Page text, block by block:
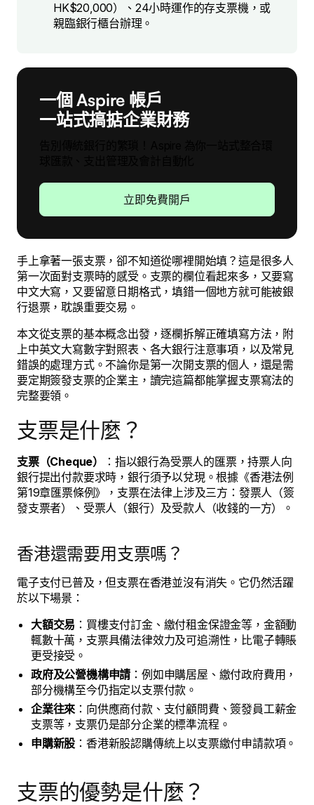
HK$20,000）、24小時運作的存支票機，或
親臨銀行櫃台辦理。
一個 Aspire 帳戶
一站式搞掂企業財務
立即免費開戶
手上拿著一張支票，卻不知道從哪裡開始填？這是很多人
第一次面對支票時的感受。支票的欄位看起來多，又要寫
中文大寫，又要留意日期格式，填錯一個地方就可能被銀
行退票，耽誤重要交易。
本文從支票的基本概念出發，逐欄拆解正確填寫方法，附
上中英文大寫數字對照表、各大銀行注意事項，以及常見
錯誤的處理方式。不論你是第一次開支票的個人，還是需
要定期簽發支票的企業主，讀完這篇都能掌握支票寫法的
完整要領。
支票是什麼？
支票（Cheque）
：指以銀行為受票人的匯票，持票人向
銀行提出付款要求時，銀行須予以兌現。根據《香港法例
第19章匯票條例》，支票在法律上涉及三方：發票人（簽
發支票者）、受票人（銀行）及受款人（收錢的一方）。
香港還需要用支票嗎？
電子支付已普及，但支票在香港並沒有消失。它仍然活躍
於以下場景：
大額交易 ：買樓支付訂金、繳付租金保證金等，金額動
輒數十萬，支票具備法律效力及可追溯性，比電子轉賬
更受接受。
政府及公營機構申請 ：例如申購居屋、繳付政府費用，
部分機構至今仍指定以支票付款。
企業往來 ：向供應商付款、支付顧問費、簽發員工薪金
支票等，支票仍是部分企業的標準流程。
申購新股 ：香港新股認購傳統上以支票繳付申請款項。
支票的優勢是什麼？